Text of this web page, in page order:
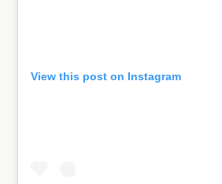
View this post on Instagram